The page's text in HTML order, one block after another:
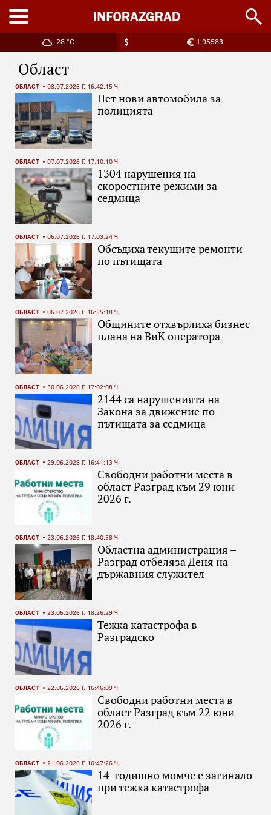
28 °C 1.95583
Област
ОБЛАСТ 08.07.2026 Г. 16:42:15 Ч.
Пет нови автомобила за
полицията
ОБЛАСТ 07.07.2026 Г. 17:10:10 Ч.
1304 нарушения на
скоростните режими за
седмица
ОБЛАСТ 06.07.2026 Г. 17:03:24 Ч.
Обсъдиха текущите ремонти
по пътищата
ОБЛАСТ 06.07.2026 Г. 16:55:18 Ч.
Общините отхвърлиха бизнес
плана на ВиК оператора
ОБЛАСТ 30.06.2026 Г. 17:02:08 Ч.
2144 са нарушенията на
Закона за движение по
пътищата за седмица
ОБЛАСТ 29.06.2026 Г. 16:41:13 Ч.
Свободни работни места в
област Разград към 29 юни
2026 г.
ОБЛАСТ 23.06.2026 Г. 18:40:58 Ч.
Областна администрация –
Разград отбеляза Деня на
държавния служител
ОБЛАСТ 23.06.2026 Г. 18:26:29 Ч.
Тежка катастрофа в
Разградско
ОБЛАСТ 22.06.2026 Г. 16:46:09 Ч.
Свободни работни места в
област Разград към 22 юни
2026 г.
ОБЛАСТ 21.06.2026 Г. 16:47:26 Ч.
14-годишно момче е загинало
при тежка катастрофа